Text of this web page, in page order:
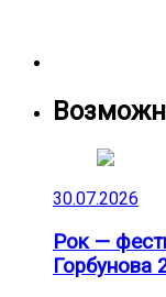
30.07.2026
Рок —
Горбунова